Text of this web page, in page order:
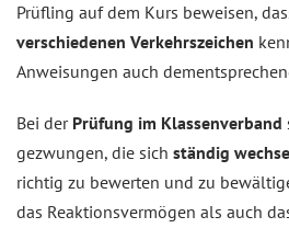
Prüfling auf dem Kurs beweisen,
verschiedenen Verkehrszeichen
Anweisungen auch
Bei der Prüfung im Klassenverband
gezwungen, die sich ständig
richtig zu bewerten und zu
das Reaktionsvermögen als auch